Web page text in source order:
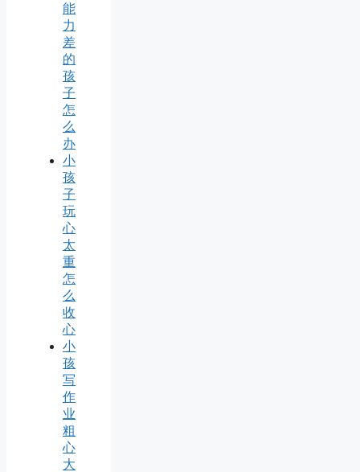
能
力
差
的
孩
子
怎
么
办
小
孩
子
玩
心
太
重
怎
么
收
心
小
孩
写
作
业
粗
心
大